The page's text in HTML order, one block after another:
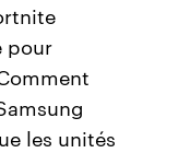
pour
les unités